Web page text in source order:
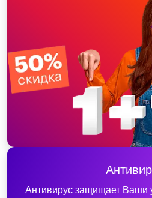
Антивирус защищает Ваши